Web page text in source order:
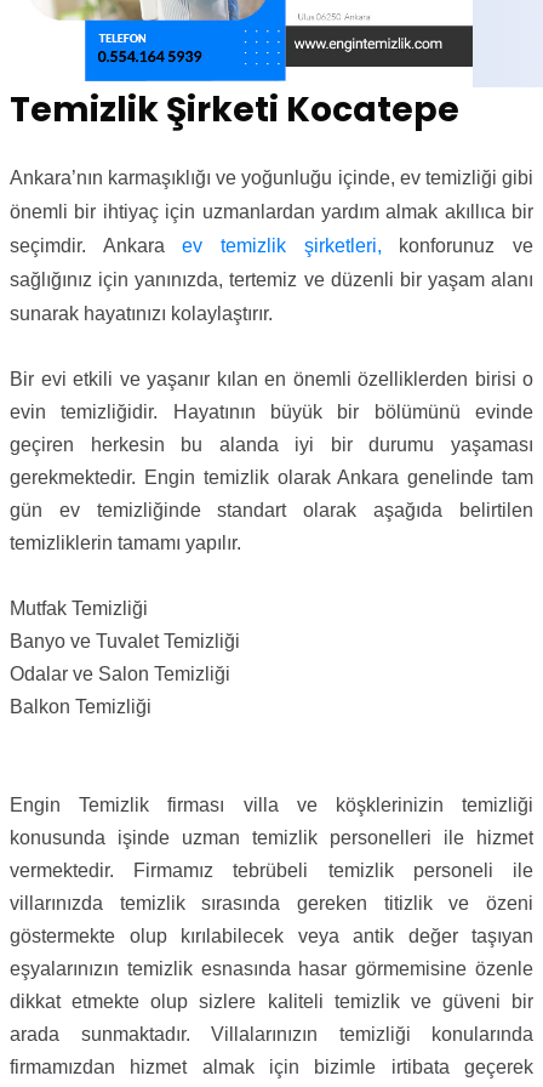
Temizlik Şirketi Kocatepe
Ankara’nın karmaşıklığı ve yoğunluğu içinde, ev temizliği gibi
önemli bir ihtiyaç için uzmanlardan yardım almak akıllıca bir
seçimdir. Ankaraev temizlik şirketleri, konforunuz ve
sağlığınız için yanınızda, tertemiz ve düzenli bir yaşam alanı
sunarak hayatınızı kolaylaştırır.
Bir evi etkili ve yaşanır kılan en önemli özelliklerden birisi o
evin temizliğidir. Hayatının büyük bir bölümünü evinde
geçiren herkesin bu alanda iyi bir durumu yaşaması
gerekmektedir. Engin temizlik olarak Ankara genelinde tam
gün ev temizliğinde standart olarak aşağıda belirtilen
temizliklerin tamamı yapılır.
Mutfak Temizliği
Banyo ve Tuvalet Temizliği
Odalar ve Salon Temizliği
Balkon Temizliği
Engin Temizlik firması villa ve köşklerinizin temizliği
konusunda işinde uzman temizlik personelleri ile hizmet
vermektedir. Firmamız tebrübeli temizlik personeli ile
villarınızda temizlik sırasında gereken titizlik ve özeni
göstermekte olup kırılabilecek veya antik değer taşıyan
eşyalarınızın temizlik esnasında hasar görmemisine özenle
dikkat etmekte olup sizlere kaliteli temizlik ve güveni bir
arada sunmaktadır. Villalarınızın temizliği konularında
firmamızdan hizmet almak için bizimle irtibata geçerek